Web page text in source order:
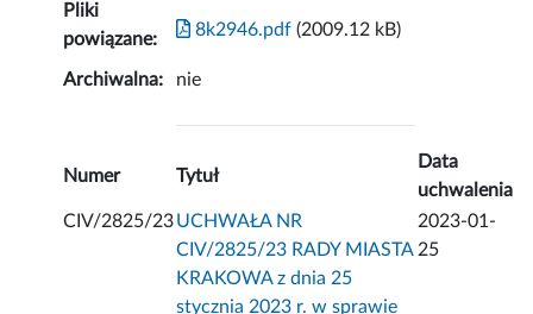
Pliki
powiązane:
8k2946.pdf (2009.12 kB)
Archiwalna: nie
Numer Tytuł
Data
uchwalenia
CIV/2825/23UCHWAŁA NR
CIV/2825/23 RADY MIASTA
KRAKOWA z dnia 25
stycznia 2023 r. w sprawie
2023-01-
25